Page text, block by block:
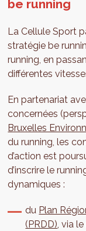
be running
La Cellule Sport
stratégie be
running, en
différentes
En partenariat
concernées
Bruxelles
du running, les
d’action est
d’inscrire le
dynamiques :
du Plan
(PRDD), via